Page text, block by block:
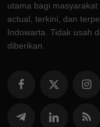
utama bagi
actual, terkini, dan
Indowarta. Tidak usah
diberikan.